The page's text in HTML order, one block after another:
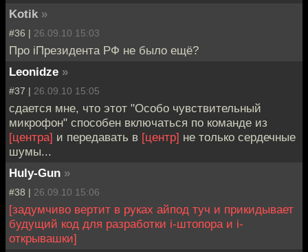
Kotik »
#36 | 26.09.10 15:03
Про iПрезидента РФ не было ещё?
Leonidze »
#37 | 26.09.10 15:05
сдается мне, что этот "Особо чувствительный
микрофон" способен включаться по команде из
[центра] и передавать в [центр] не только сердечные
шумы...
Huly-Gun »
#38 | 26.09.10 15:06
[задумчиво вертит в руках айпод туч и прикидывает
будущий код для разработки i-штопора и i-
открывашки]